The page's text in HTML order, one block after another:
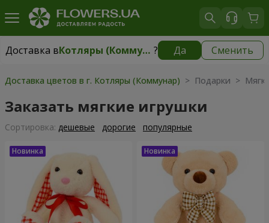
Доставка в Котляры (Коммунар) ? Да Сменить
Доставка вКотляры (Коммунар) бесплатно
Доставка цветов в г. Котляры (Коммунар) > Подарки >
Заказать мягкие игрушки
Cортировка: дешевые дорогие популярные